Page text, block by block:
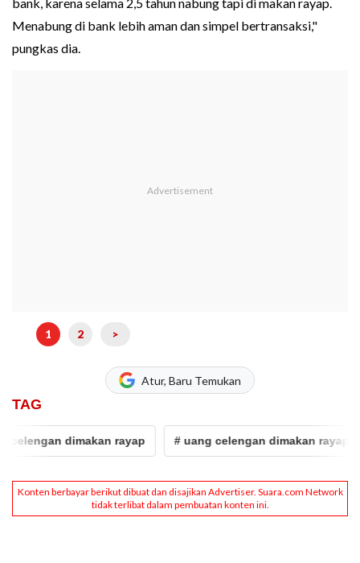
Menabung di bank lebih aman dan simpel bertransaksi,"
pungkas dia.
1 2 >
Atur, Baru Temukan
TAG
dimakan rayap # uang celengan dimakan rayap #